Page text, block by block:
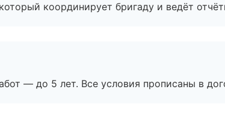
координирует бригаду и ведёт
— до 5 лет. Все условия прописаны в